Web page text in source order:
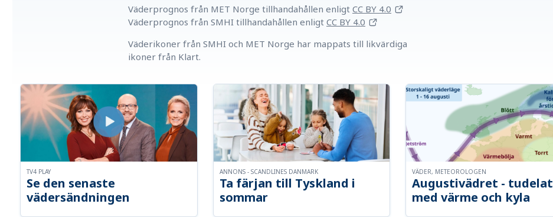
Väderprognos från MET Norge tillhandahållen enligt CC BY 4.0
Väderprognos från SMHI tillhandahållen enligt CC BY 4.0
Väderikoner från SMHI och MET Norge har mappats till likvärdiga
ikoner från Klart.
Se den senaste
vädersändningen
TV4 PLAY
Ta färjan till Tyskland i
sommar
ANNONS - SCANDLINES DANMARK
Augustivädret - tudelat
med värme och kyla
VÄDER, METEOROLOGEN